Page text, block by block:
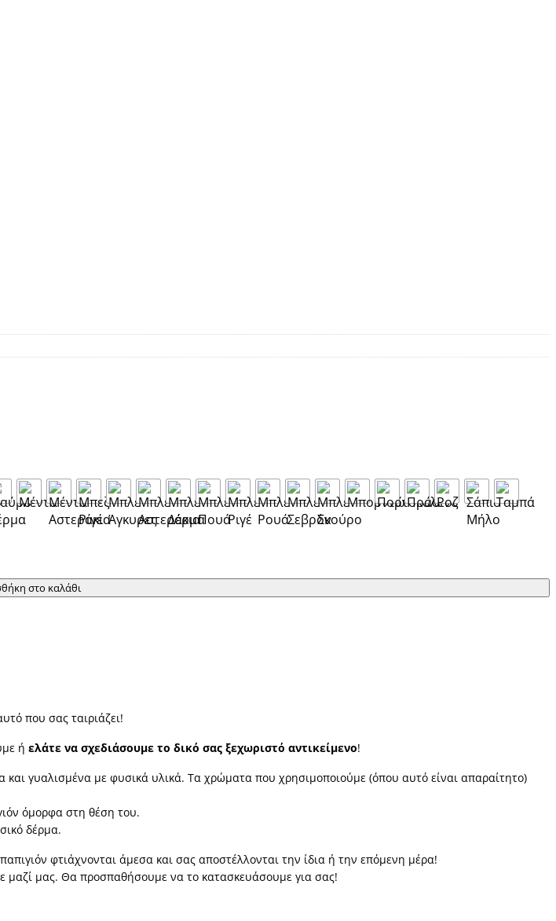
στο καλάθι
που σας ταιριάζει!
ή ελάτε να σχεδιάσουμε το δικό σας ξεχωριστό αντικείμενο!
και γυαλισμένα με φυσικά υλικά. Τα χρώματα που χρησιμοποιούμε (όπου αυτό είναι απαραίτητο)
όμορφα στη θέση του.
δέρμα.
φτιάχνονται άμεσα και σας αποστέλλονται την ίδια ή την επόμενη μέρα!
μαζί μας. Θα προσπαθήσουμε να το κατασκευάσουμε για σας!